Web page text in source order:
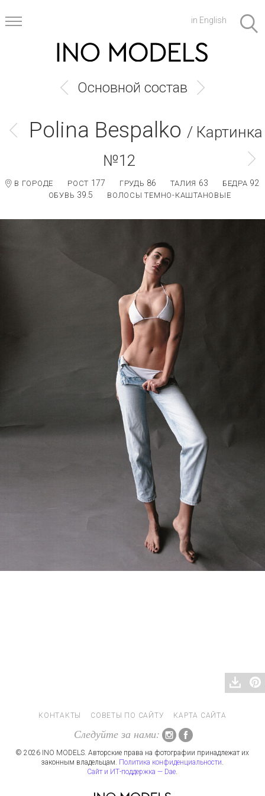
in English
Основной состав
Polina Bespalko / Картинка
№12
В ГОРОДЕ РОСТ 177 ГРУДЬ 86 ТАЛИЯ 63 БЕДРА 92
ОБУВЬ 39.5 ВОЛОСЫ ТЕМНО-КАШТАНОВЫЕ
КОНТАКТЫ СОВЕТЫ ПО САЙТУ КАРТА САЙТА
Следуйте за нами:
© 2026 INO MODELS. Авторские права на фотографии принадлежат их
законным владельцам. Политика конфиденциальности.
Сайт и ИТ-поддержка — Dae.